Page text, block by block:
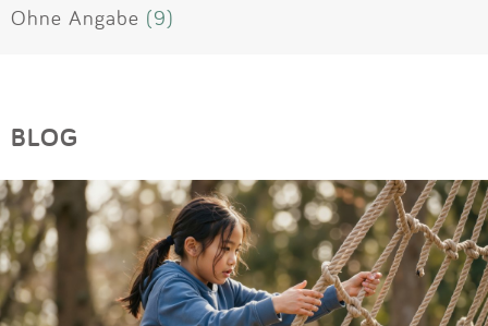
Ohne Angabe (9)
BLOG